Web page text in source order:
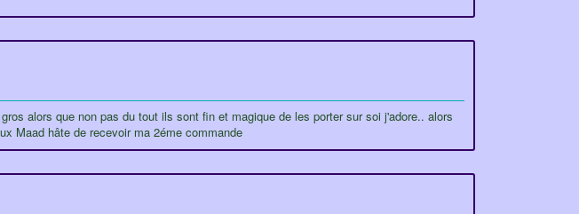
alors que non pas du tout ils sont fin et magique de les porter sur soi j'adore.. alors
Maad hâte de recevoir ma 2éme commande